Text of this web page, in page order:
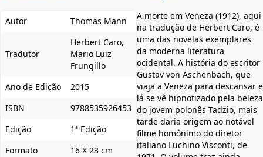
Autor Thomas Mann
Tradutor
Herbert Caro,
Mario Luiz
Frungillo
Ano de Edição
2015
ISBN
9788535926453
Edição
1ª Edição
Formato
16 X 23 cm
A morte em Veneza (1912), aqui
na tradução de Herbert Caro, é
uma das novelas exemplares
da moderna literatura
ocidental. A história do escritor
Gustav von Aschenbach, que
viaja a Veneza para descansar e
lá se vê hipnotizado pela beleza
do jovem polonês Tadzio, mais
tarde daria origem ao notável
filme homônimo do diretor
italiano Luchino Visconti, de